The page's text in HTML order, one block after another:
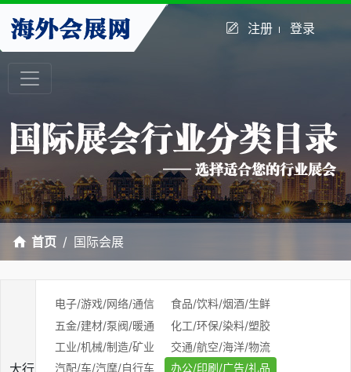
注册 登录
首页 国际会展
大行
电子/游戏/网络/通信
食品/饮料/烟酒/生鲜
五金/建材/泵阀/暖通
化工/环保/染料/塑胶
工业/机械/制造/矿业
交通/航空/海洋/物流
汽配/车/汽摩/自行车
办公/印刷/广告/礼品